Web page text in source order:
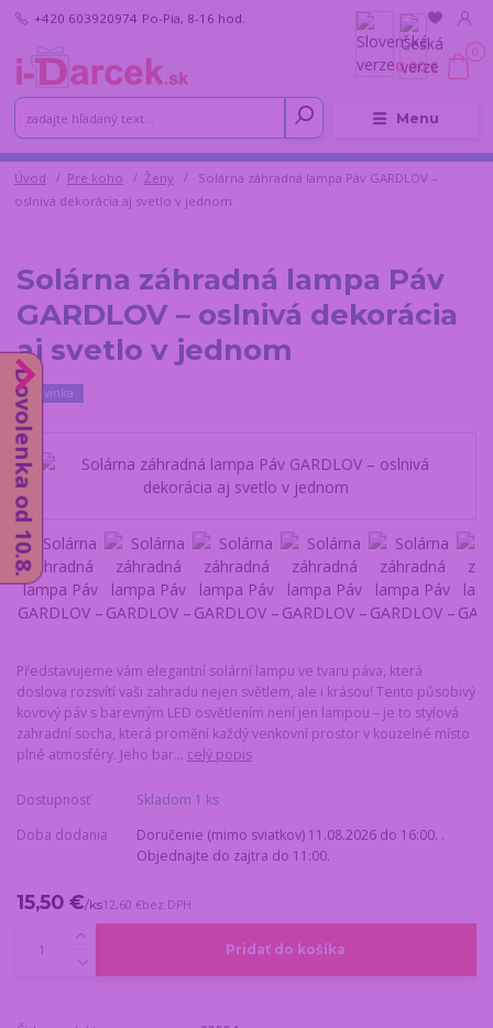
Menu
+420 603920974 Po-Pia, 8-16 hod.
0
0,00 €
Úvod Pre koho Ženy
Solárna záhradná lampa Páv GARDLOV –
oslnivá dekorácia aj svetlo v jednom
Solárna záhradná lampa Páv
GARDLOV – oslnivá dekorácia
aj svetlo v jednom
Novinka
Představujeme vám elegantní solární lampu ve tvaru páva, která
doslova rozsvítí vaši zahradu nejen světlem, ale i krásou! Tento působivý
kovový páv s barevným LED osvětlením není jen lampou – je to stylová
zahradní socha, která promění každý venkovní prostor v kouzelné místo
plné atmosféry. Jeho bar... celý popis
Dostupnosť
Skladom 1 ks
Doba dodania
Doručenie (mimo sviatkov) 11.08.2026 do 16:00. .
Objednajte do zajtra do 11:00.
15,50 €/ks12,60 €bez DPH
Pridať do košíka
Dovolenka od 10.8.